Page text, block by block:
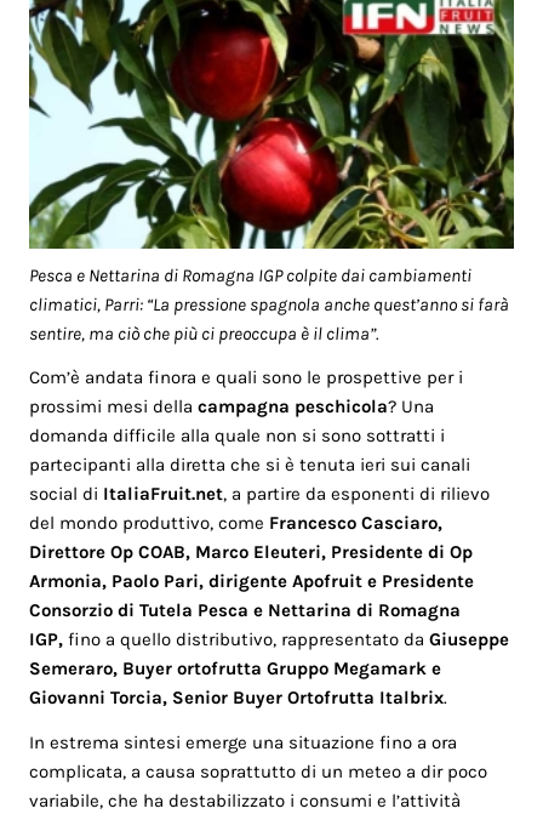
Pesca e Nettarina di Romagna IGP colpite dai cambiamenti
climatici, Parri: “La pressione spagnola anche quest’anno si farà
sentire, ma ciò che più ci preoccupa è il clima”.
Com’è andata finora e quali sono le prospettive per i
prossimi mesi dellacampagna peschicola? Una
domanda difficile alla quale non si sono sottratti i
partecipanti alla diretta che si è tenuta ieri sui canali
social di ItaliaFruit.net, a partire da esponenti di rilievo
del mondo produttivo, come Francesco Casciaro,
Direttore Op COAB, Marco Eleuteri, Presidente di Op
Armonia, Paolo Pari, dirigente Apofruit e Presidente
Consorzio di Tutela Pesca e Nettarina di Romagna
IGP, fino a quello distributivo, rappresentato daGiuseppe
Semeraro, Buyer ortofrutta Gruppo Megamark e
Giovanni Torcia, Senior Buyer Ortofrutta Italbrix.
In estrema sintesi emerge una situazione fino a ora
complicata, a causa soprattutto di un meteo a dir poco
variabile, che ha destabilizzato i consumi e l’attività